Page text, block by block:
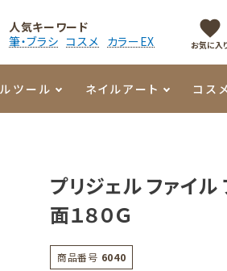
人気キーワード
筆・ブラシ コスメ カラーEX
favorite
お気に入
3Dクレイジェル
メタリックジェル
ツール
容器・ポーチ
ネイルアート
その他
コスメ
プリジェル ファイル
面１８０Ｇ
商品番号 6040